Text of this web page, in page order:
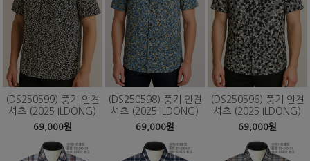
(DS250599) 풍기 인견
셔츠 (2025 ILDONG)
69,000원
(DS250598) 풍기 인견
셔츠 (2025 ILDONG)
69,000원
(DS250596) 풍기 인견
셔츠 (2025 ILDONG)
69,000원